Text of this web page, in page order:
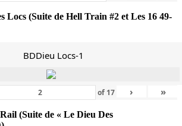
Locs (Suite de Hell Train #2 et Les 16 49-
BDDieu Locs-1
of 17 › »
(Suite de « Le Dieu Des